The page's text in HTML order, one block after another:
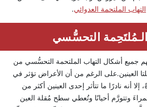
التهاب الملتحمة العدوائي.
التحسُّسي
جميع أشكال التهاب الملتحمة التحسُّسي من
العينين.على الرغم من أن الأعراض تؤثر في
إلا أنه نادرًا ما تتأثر إحدى العينين أكثر من
وتتورَّم أحيانًا وتُعطي سطح مُقلة العين